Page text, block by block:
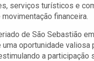
serviços turísticos e
financeira.
de São Sebastião
uma oportunidade valiosa
a participação